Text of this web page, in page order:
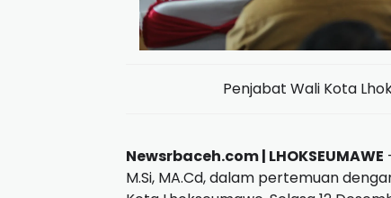
Penjabat Wali Kota
Newsrbaceh.com | LHOKSEUMAWE
M.Si, MA.Cd, dalam pertemuan